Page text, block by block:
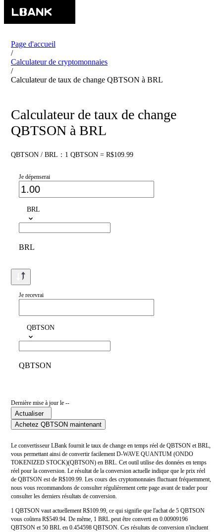
Page d'accueil
/
Calculateur de cryptomonnaies
/
Calculateur de taux de change QBTSON à BRL
Calculateur de taux de change
QBTSON à BRL
QBTSON / BRL：1 QBTSON = R$109.99
Je dépenserai
BRL
BRL
Je recevrai
QBTSON
QBTSON
Dernière mise à jour le --
Actualiser
Achetez QBTSON maintenant
Le convertisseur LBank fournit le taux de change en temps réel de QBTSON et BRL,
vous permettant ainsi de convertir facilement D-WAVE QUANTUM (ONDO
TOKENIZED STOCK)(QBTSON) en BRL. Cet outil utilise des données en temps
réel pour la conversion. Le résultat de la conversion actuelle indique que le prix réel
de QBTSON est de R$109.99. Les cours des cryptomonnaies fluctuant fréquemment,
nous vous recommandons de consulter régulièrement cette page avant de trader pour
consulter les derniers résultats de conversion.
1 QBTSON vaut actuellement R$109.99, ce qui signifie que l'achat de 5 QBTSON
vous coûtera R$549.94. De même, 1 BRL peut être converti en 0.00909196
QBTSON et 50 BRL en 0.454598 QBTSON. Ces résultats de conversion n'incluent